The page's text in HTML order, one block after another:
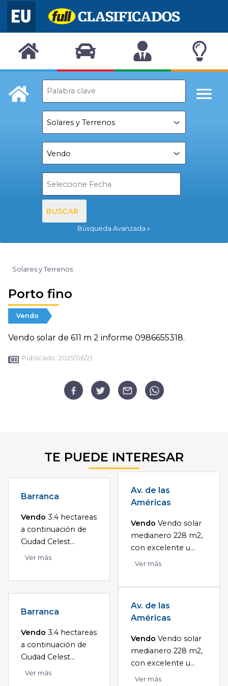
BUSCAR
Búsqueda Avanzada
Solares y Terrenos
Porto fino
Vendo
Vendo solar de 611 m 2 informe 0986655318.
Publicado: 2025/06/21
TE PUEDE INTERESAR
Barranca
Vendo 3.4 hectareas
a continuación de
Ciudad Celest...
Ver más
Av. de las
Américas
Vendo Vendo solar
medianero 228 m2,
con excelente u...
Ver más
Barranca
Vendo 3.4 hectareas
a continuación de
Ciudad Celest...
Ver más
Av. de las
Américas
Vendo Vendo solar
medianero 228 m2,
con excelente u...
Ver más